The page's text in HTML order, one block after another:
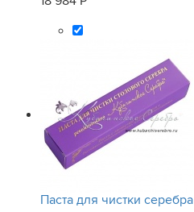
Паста для чистки серебра